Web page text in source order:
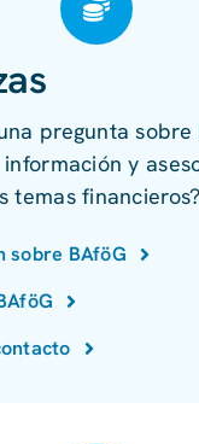
pregunta sobre
y
temas
sobre BAföG